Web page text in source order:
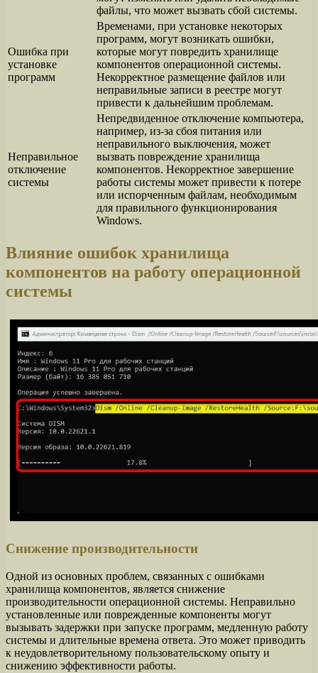
файлы, что может вызвать сбой системы.
Ошибка при
установке
программ
Временами, при установке некоторых
программ, могут возникать ошибки,
которые могут повредить хранилище
компонентов операционной системы.
Некорректное размещение файлов или
неправильные записи в реестре могут
привести к дальнейшим проблемам.
Неправильное
отключение
системы
Непредвиденное отключение компьютера,
например, из-за сбоя питания или
неправильного выключения, может
вызвать повреждение хранилища
компонентов. Некорректное завершение
работы системы может привести к потере
или испорченным файлам, необходимым
для правильного функционирования
Windows.
Влияние ошибок хранилища
компонентов на работу операционной
системы
Снижение производительности
Одной из основных проблем, связанных с ошибками
хранилища компонентов, является снижение
производительности операционной системы. Неправильно
установленные или поврежденные компоненты могут
вызывать задержки при запуске программ, медленную работу
системы и длительные времена ответа. Это может приводить
к неудовлетворительному пользовательскому опыту и
снижению эффективности работы.